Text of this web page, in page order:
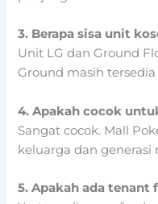
3. Berapa sisa unit
Unit LG dan Ground
Ground masih tersedia
4. Apakah cocok
Sangat cocok. Mall
keluarga dan generasi
5. Apakah ada tenant